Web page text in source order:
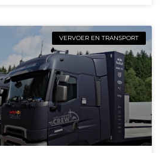
VERVOER EN TRANSPORT